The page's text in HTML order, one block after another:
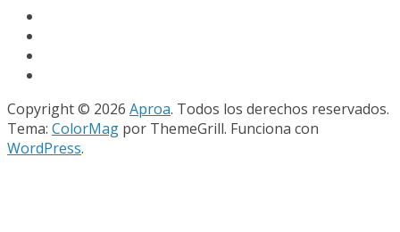
Copyright © 2026 Aproa. Todos los derechos reservados.
Tema: ColorMag por ThemeGrill. Funciona con
WordPress.